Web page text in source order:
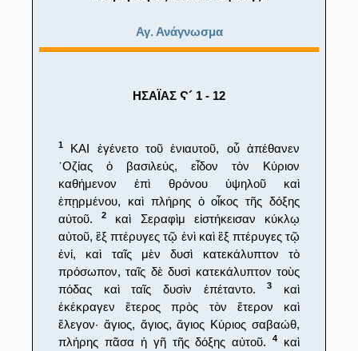
Αγ. Ανάγνωσμα
ΗΣΑΪΑΣ Ϛ´ 1 - 12
1
ΚΑΙ ἐγένετο τοῦ ἐνιαυτοῦ, οὗ ἀπέθανεν
᾿Οζίας ὁ βασιλεύς, εἶδον τὸν Κύριον
καθήμενον ἐπὶ θρόνου ὑψηλοῦ καὶ
ἐπῃρμένου, καὶ πλήρης ὁ οἶκος τῆς δόξης
αὐτοῦ.2
καὶ Σεραφὶμ εἱστήκεισαν κύκλῳ
αὐτοῦ, ἓξ πτέρυγες τῷ ἑνὶ καὶ ἓξ πτέρυγες τῷ
ἑνί, καὶ ταῖς μὲν δυσὶ κατεκάλυπτον τὸ
πρόσωπον, ταῖς δὲ δυσὶ κατεκάλυπτον τοὺς
πόδας καὶ ταῖς δυσὶν ἐπέταντο.3
καὶ
ἐκέκραγεν ἕτερος πρὸς τὸν ἕτερον καὶ
ἔλεγον· ἅγιος, ἅγιος, ἅγιος Κύριος σαβαώθ,
πλήρης πᾶσα ἡ γῆ τῆς δόξης αὐτοῦ.4
καὶ